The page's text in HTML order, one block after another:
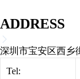
ADDRESS
深圳市宝安区西乡
Tel: